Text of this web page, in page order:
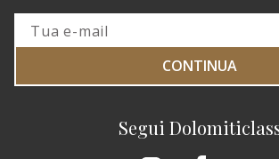
Segui
CONTINUA